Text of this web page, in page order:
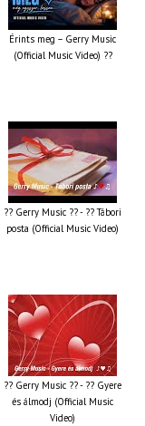
Érints meg – Gerry Music
(Official Music Video) ??
?? Gerry Music ?? - ?? Tábori
posta (Official Music Video)
?? Gerry Music ?? - ?? Gyere
és álmodj (Official Music
Video)